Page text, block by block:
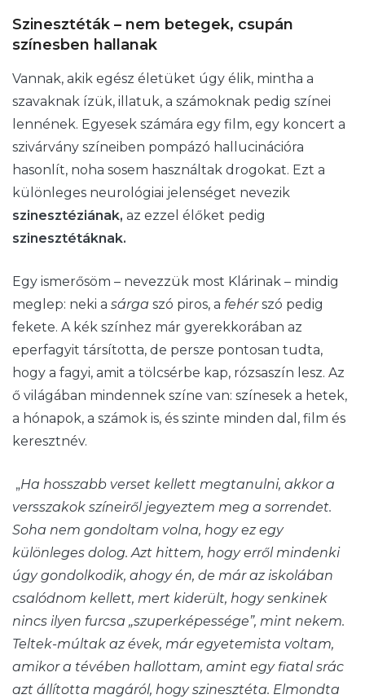
Szinesztéták – nem betegek, csupán
színesben hallanak
Vannak, akik egész életüket úgy élik, mintha a
szavaknak ízük, illatuk, a számoknak pedig színei
lennének. Egyesek számára egy film, egy koncert a
szivárvány színeiben pompázó hallucinációra
hasonlít, noha sosem használtak drogokat. Ezt a
különleges neurológiai jelenséget nevezik
szinesztéziának, az ezzel élőket pedig
szinesztétáknak.
Egy ismerősöm – nevezzük most Klárinak – mindig
meglep: neki a sárga szó piros, a fehérszó pedig
fekete. A kék színhez már gyerekkorában az
eperfagyit társította, de persze pontosan tudta,
hogy a fagyi, amit a tölcsérbe kap, rózsaszín lesz. Az
ő világában mindennek színe van: színesek a hetek,
a hónapok, a számok is, és szinte minden dal, film és
keresztnév.
„Ha hosszabb verset kellett megtanulni, akkor a
versszakok színeiről jegyeztem meg a sorrendet.
Soha nem gondoltam volna, hogy ez egy
különleges dolog. Azt hittem, hogy erről mindenki
úgy gondolkodik, ahogy én, de már az iskolában
csalódnom kellett, mert kiderült, hogy senkinek
nincs ilyen furcsa „szuperképessége”, mint nekem.
Teltek-múltak az évek, már egyetemista voltam,
amikor a tévében hallottam, amint egy fiatal srác
azt állította magáról, hogy szinesztéta. Elmondta